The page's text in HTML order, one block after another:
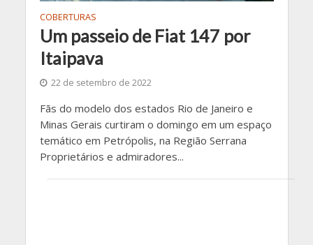
COBERTURAS
Um passeio de Fiat 147 por
Itaipava
22 de setembro de 2022
Fãs do modelo dos estados Rio de Janeiro e
Minas Gerais curtiram o domingo em um espaço
temático em Petrópolis, na Região Serrana
Proprietários e admiradores...